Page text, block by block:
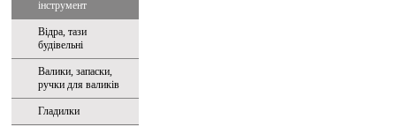
інструмент
Відра, тази
будівельні
Валики, запаски,
ручки для валиків
Гладилки